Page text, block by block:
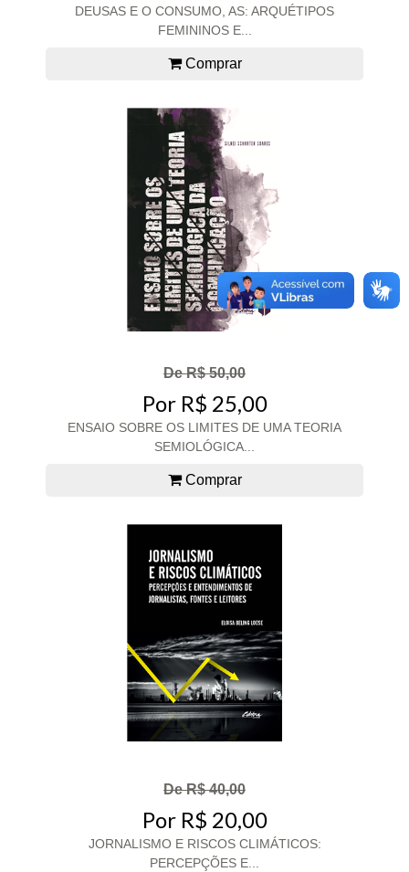
DEUSAS E O CONSUMO, AS: ARQUÉTIPOS
FEMININOS E...
Comprar
De R$ 50,00
Por R$ 25,00
ENSAIO SOBRE OS LIMITES DE UMA TEORIA
SEMIOLÓGICA...
Comprar
De R$ 40,00
Por R$ 20,00
JORNALISMO E RISCOS CLIMÁTICOS:
PERCEPÇÕES E...